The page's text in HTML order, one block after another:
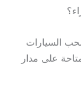
السيارات
على مدار